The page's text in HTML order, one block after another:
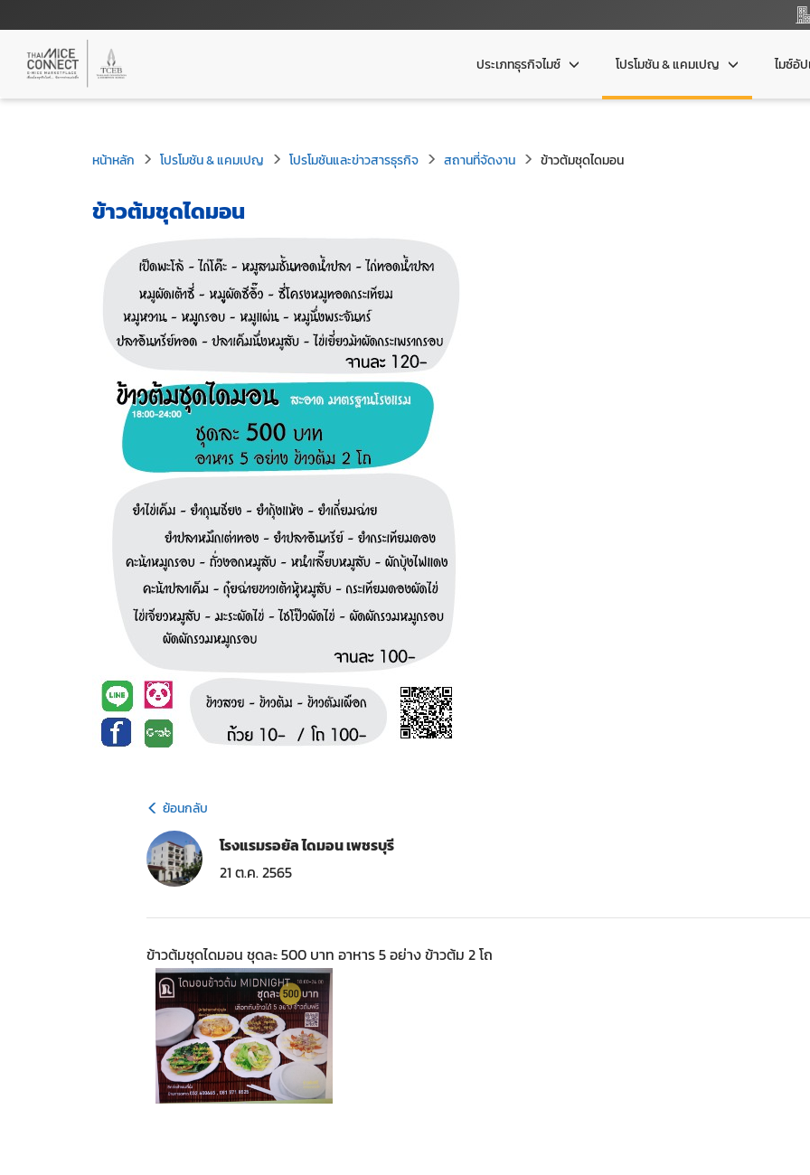
ประเภทธุรกิจไมซ์ โปรโมชัน & แคมเปญ ไมซ์อั
หน้าหลัก โปรโมชัน & แคมเปญ โปรโมชันและข่าวสารธุรกิจ สถานที่จัดงาน ข้าวต้มชุดไดมอน
ข้าวต้มชุดไดมอน
ย้อนกลับ
โรงแรมรอยัล ไดมอน เพชรบุรี
21 ต.ค. 2565
ข้าวต้มชุดไดมอน ชุดละ 500 บาท อาหาร 5 อย่าง ข้าวต้ม 2 โถ